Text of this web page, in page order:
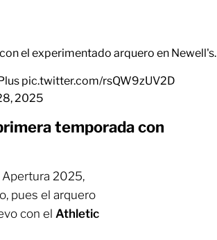
el experimentado arquero en Newell's.
pic.twitter.com/rsQW9zUV2D
2025
temporada con
2025,
pues el arquero
con el Athletic